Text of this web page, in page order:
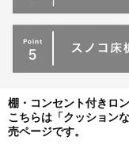
棚・コンセント付きロ
こちらは「クッション
売ページです。